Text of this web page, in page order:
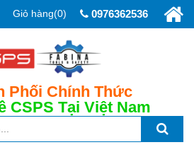
0976362536
Phối Chính Thức
CSPS Tại Việt Nam
Giỏ hàng(0)